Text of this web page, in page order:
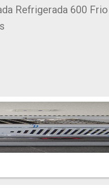
Refrigerada 600